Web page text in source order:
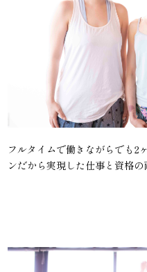
フルタイムで働きながらでも2
ンだから実現した仕事と資格の